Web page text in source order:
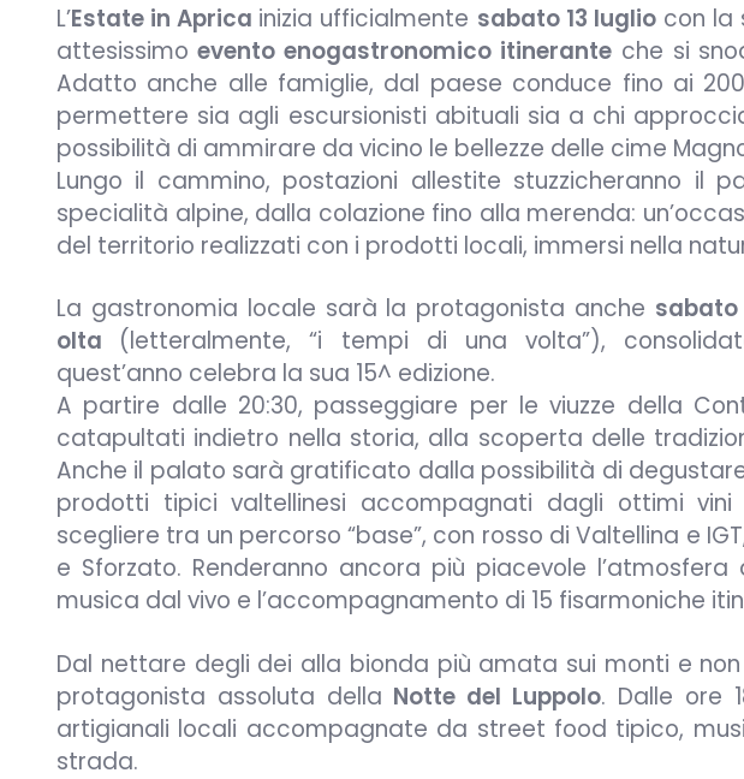
L’Estate in Aprica inizia ufficialmente sabato 13 lugliocon la
attesissimo evento enogastronomico itineranteche si
Adatto anche alle famiglie, dal paese conduce fino ai
permettere sia agli escursionisti abituali sia a chi
possibilità di ammirare da vicino le bellezze delle cime
Lungo il cammino, postazioni allestite stuzzicheranno il
specialità alpine, dalla colazione fino alla merenda:
del territorio realizzati con i prodotti locali, immersi nella
La gastronomia locale sarà la protagonista anche sabato
olta (letteralmente, “i tempi di una volta”),
quest’anno celebra la sua 15^ edizione.
A partire dalle 20:30, passeggiare per le viuzze della
catapultati indietro nella storia, alla scoperta delle
Anche il palato sarà gratificato dalla possibilità di
prodotti tipici valtellinesi accompagnati dagli ottimi vini
scegliere tra un percorso “base”, con rosso di Valtellina e
e Sforzato. Renderanno ancora più piacevole
musica dal vivo e l’accompagnamento di 15 fisarmoniche
Dal nettare degli dei alla bionda più amata sui monti e non
protagonista assoluta della Notte del Luppolo. Dalle ore
artigianali locali accompagnate da street food tipico,
strada.